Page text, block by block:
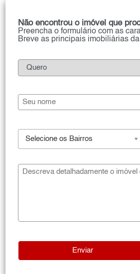
Não encontrou o imóvel que
Preencha o formulário com as
Breve as principais imobiliárias
Selecione os Bairros